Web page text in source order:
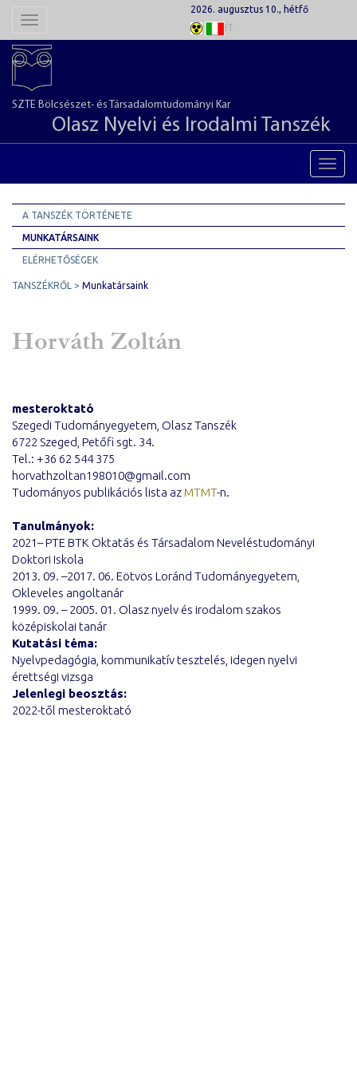
Toggle
2026. augusztus 10., hétfő
IT
SZTE Bölcsészet- és Társadalomtudományi Kar
Olasz Nyelvi és Irodalmi Tanszék
A TANSZÉK TÖRTÉNETE
MUNKATÁRSAINK
ELÉRHETŐSÉGEK
TANSZÉKRŐL Munkatársaink
Horváth Zoltán
mesteroktató
Szegedi Tudományegyetem, Olasz Tanszék
6722 Szeged, Petőfi sgt. 34.
Tel.: +36 62 544 375
horvathzoltan198010@gmail.com
Tudományos publikációs lista azMTMT-n.
Tanulmányok:
2021– PTE BTK Oktatás és Társadalom Neveléstudományi
Doktori Iskola
2013. 09. –2017. 06. Eötvös Loránd Tudományegyetem,
Okleveles angoltanár
1999. 09. – 2005. 01. Olasz nyelv és irodalom szakos
középiskolai tanár
Kutatási téma:
Nyelvpedagógia, kommunikatív tesztelés, idegen nyelvi
érettségi vizsga
Jelenlegi beosztás:
2022-től mesteroktató